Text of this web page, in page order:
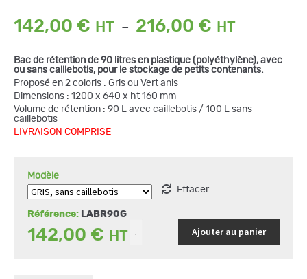
142,00 € – 216,00 €
Plage
142,00 €
Bac de rétention de 90 litres en plastique (polyéthylène), avec
ou sans caillebotis, pour le stockage de petits contenants.
Proposé en 2 coloris : Gris ou Vert anis
Dimensions : 1200 x 640 x ht 160 mm
Volume de rétention : 90 L avec caillebotis / 100 L sans
caillebotis
LIVRAISON COMPRISE
Modèle
Effacer
Référence: LABR90G
142,00 €
quantité
de
Ajouter au panier